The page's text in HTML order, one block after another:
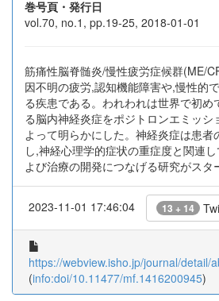
巻号頁・発行日
vol.70, no.1, pp.19-25, 2018-01-01
筋痛性脳脊髄炎/慢性疲労症候群(ME/
因不明の疲労,認知機能障害や,慢性的
る疾患である。われわれは世界で初め
る脳内神経炎症をポジトロンエミッシ
よって明らかにした。神経炎症は患者
し,神経心理学的症状の重症度と関連
よび治療の開発につなげる研究がスタ
2023-11-01 17:46:04 13 + 14
https://webview.isho.jp/journal/detail/
(info:doi/10.11477/mf.1416200945)